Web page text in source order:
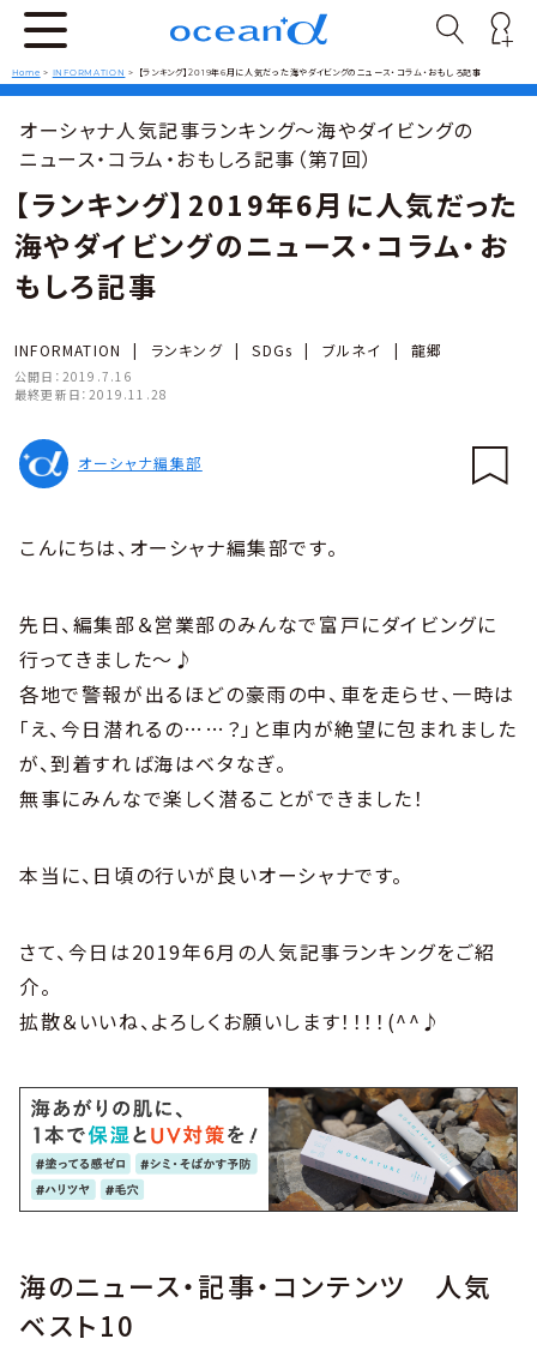
Home > INFORMATION > 【ランキング】2019年6月に人気だった海やダイビングのニュース・コラム・おもしろ記事
オーシャナ人気記事ランキング～海やダイビングの
ニュース・コラム・おもしろ記事（第7回）
【ランキング】2019年6月に人気だった
海やダイビングのニュース・コラム・お
もしろ記事
INFORMATION | ランキング | SDGs | ブルネイ | 龍郷
公開日： 2019.7.16
最終更新日： 2019.11.28
オーシャナ編集部
こんにちは、オーシャナ編集部です。
先日、編集部＆営業部のみんなで富戸にダイビングに
行ってきました～♪
各地で警報が出るほどの豪雨の中、車を走らせ、一時は
「え、今日潜れるの……？」と車内が絶望に包まれました
が、到着すれば海はベタなぎ。
無事にみんなで楽しく潜ることができました！
本当に、日頃の行いが良いオーシャナです。
さて、今日は2019年6月の人気記事ランキングをご紹
介。
拡散＆いいね、よろしくお願いします！！！！(^^♪
海のニュース・記事・コンテンツ 人気
ベスト10